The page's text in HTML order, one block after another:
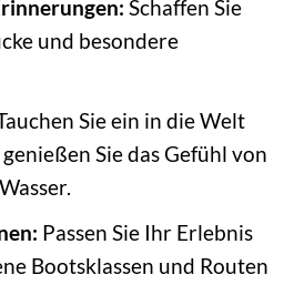
Schaffen Sie
und besondere
Sie ein in die Welt
Sie das Gefühl von
Passen Sie Ihr Erlebnis
Bootsklassen und Routen